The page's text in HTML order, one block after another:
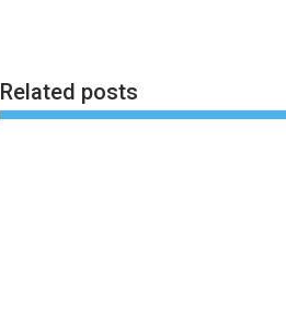
Related posts